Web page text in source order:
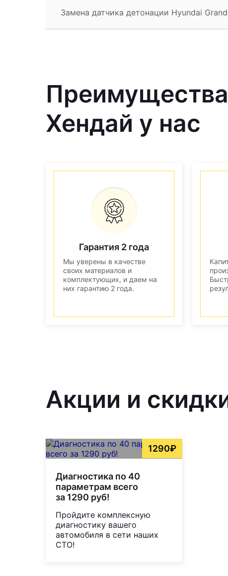
Замена датчика детонации Hyundai
Хендай у нас
Гарантия 2 года
Мы уверены в качестве
своих материалов и
комплектующих, и даем на
них гарантию 2 года.
Акции и
1290₽
Диагностика по 40
параметрам всего
за 1290 руб!
Пройдите комплексную
диагностику вашего
автомобиля в сети наших
СТО!